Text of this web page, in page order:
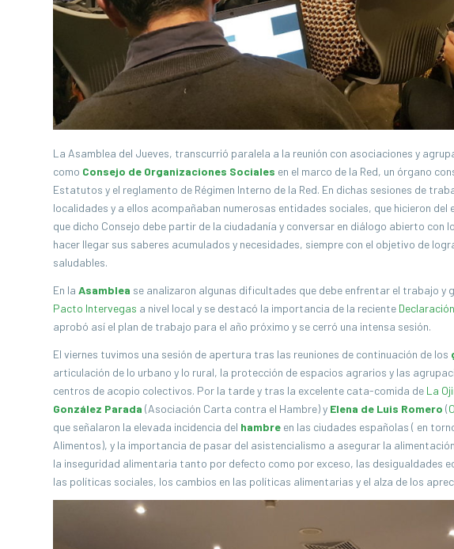
La Asamblea del Jueves, transcurrió paralela a la reunión con asociaciones y
como Consejo de Organizaciones Sociales en el marco de la Red, un órgano
Estatutos y el reglamento de Régimen Interno de la Red. En dichas sesiones de
localidades y a ellos acompañaban numerosas entidades sociales, que hicieron
que dicho Consejo debe partir de la ciudadanía y conversar en diálogo abierto con
hacer llegar sus saberes acumulados y necesidades, siempre con el objetivo de
saludables.
En la Asamblea se analizaron algunas dificultades que debe enfrentar el trabajo y
Pacto Intervegas a nivel local y se destacó la importancia de la reciente
aprobó así el plan de trabajo para el año próximo y se cerró una intensa sesión.
El viernes tuvimos una sesión de apertura tras las reuniones de continuación de los
articulación de lo urbano y lo rural, la protección de espacios agrarios y las
centros de acopio colectivos. Por la tarde y tras la excelente cata-comida de La
González Parada (Asociación Carta contra el Hambre) y Elena de Luis Romero (
que señalaron la elevada incidencia del hambre en las ciudades españolas ( en
Alimentos), y la importancia de pasar del asistencialismo a asegurar la
la inseguridad alimentaria tanto por defecto como por exceso, las desigualdades
las políticas sociales, los cambios en las políticas alimentarias y el alza de los